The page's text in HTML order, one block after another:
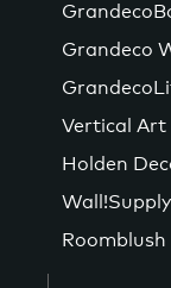
Grandeco
Vertical Art
Holden
Wall!Supply
Roomblush